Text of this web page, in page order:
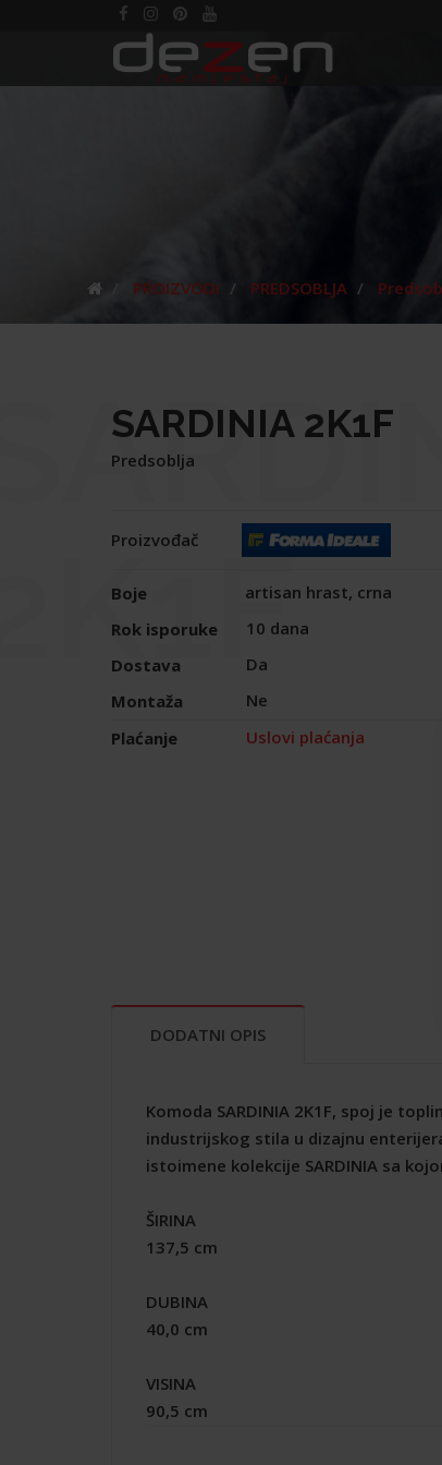
PROIZVODI PREDSOBLJA
SARDINIA 2K1F
Predsoblja
Proizvođač
Boje
artisan hrast, crna
Rok isporuke
10 dana
Dostava
Da
Montaža
Ne
Plaćanje
Uslovi plaćanja
DODATNI OPIS
Komoda SARDINIA 2K1F, spoj je
industrijskog stila u dizajnu
istoimene kolekcije SARDINIA sa
ŠIRINA
137,5 cm
DUBINA
40,0 cm
VISINA
90,5 cm